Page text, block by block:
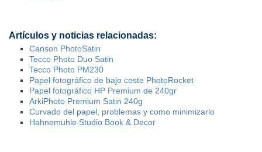
Artículos y noticias relacionadas:
Canson PhotoSatin
Tecco Photo Duo Satin
Tecco Photo PM230
Papel fotográfico de bajo coste PhotoRocket
Papel fotográfico HP Premium de 240gr
ArkiPhoto Premium Satin 240g
Curvado del papel, problemas y como minimizarlo
Hahnemuhle Studio Book & Decor